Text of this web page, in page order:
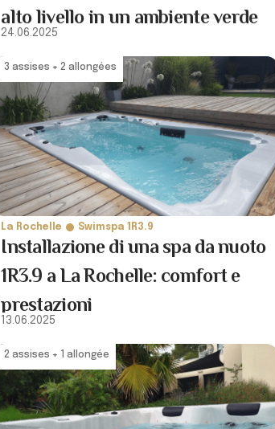
alto livello in un ambiente verde
24.06.2025
3 assises + 2 allongées
La Rochelle Swimspa 1R3.9
Installazione di una spa da nuoto
1R3.9 a La Rochelle: comfort e
prestazioni
13.06.2025
2 assises + 1 allongée